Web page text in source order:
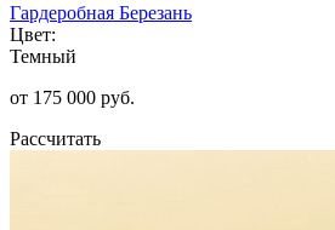
Гардеробная Березань
Цвет:
Темный
от 175 000 руб.
Рассчитать